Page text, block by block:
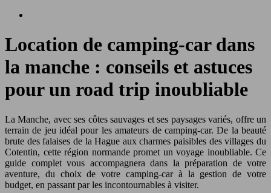
Location de camping-car dans
la manche : conseils et astuces
pour un road trip inoubliable
La Manche, avec ses côtes sauvages et ses paysages variés, offre un
terrain de jeu idéal pour les amateurs de camping-car. De la beauté
brute des falaises de la Hague aux charmes paisibles des villages du
Cotentin, cette région normande promet un voyage inoubliable. Ce
guide complet vous accompagnera dans la préparation de votre
aventure, du choix de votre camping-car à la gestion de votre
budget, en passant par les incontournables à visiter.